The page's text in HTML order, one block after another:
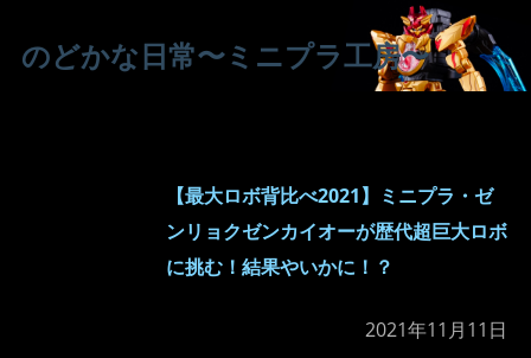
のどかな日常〜ミニプラ工房〜
【最大ロボ背比べ2021】ミニプラ・ゼ
ンリョクゼンカイオーが歴代超巨大ロボ
に挑む！結果やいかに！？
2021年11月11日